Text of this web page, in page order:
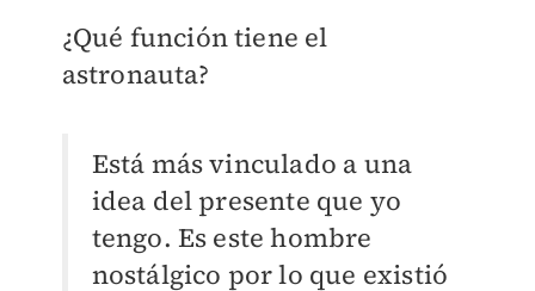
¿Qué función tiene el
astronauta?
Está más vinculado a una
idea del presente que yo
tengo. Es este hombre
nostálgico por lo que existió